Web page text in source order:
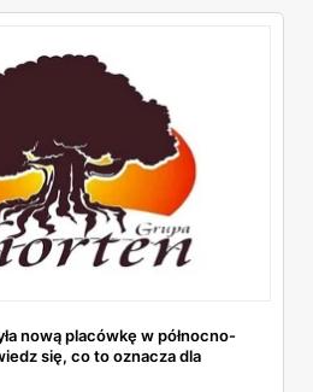
nową placówkę w północno-
się, co to oznacza dla